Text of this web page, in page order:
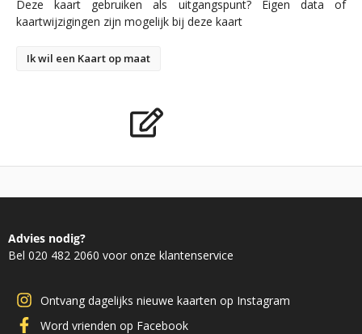
Deze kaart gebruiken als uitgangspunt? Eigen data of
kaartwijzigingen zijn mogelijk bij deze kaart
Ik wil een Kaart op maat
Advies nodig?
Bel 020 482 2060 voor onze klantenservice
Ontvang dagelijks nieuwe kaarten op Instagram
Word vrienden op Facebook